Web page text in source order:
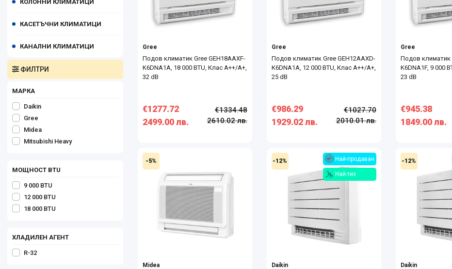
КОЛОННИ КЛИМАТИЦИ
КАСЕТЪЧНИ КЛИМАТИЦИ
КАНАЛНИ КЛИМАТИЦИ
ФИЛТРИ
МАРКА
Daikin
Gree
Midea
Mitsubishi Heavy
МОЩНОСТ BTU
9 000 BTU
12 000 BTU
18 000 BTU
ХЛАДИЛЕН АГЕНТ
R-32
Gree
Подов климатик Gree GEH18AAXF-
K6DNA1A, 18 000 BTU, Клас А++/А+,
32 dB
€1277.72
2499.00 лв.
€1334.48
2610.02 лв.
Gree
Подов климатик Gree GEH12AAXD-
K6DNA1A, 12 000 BTU, Клас А++/А+,
25 dB
€986.29
1929.02 лв.
€1027.70
2010.01 лв.
Gree
Подов климатик
K6DNA1F, 9 000
23 dB
€945.38
1849.00 лв.
-5%
Midea
-12% Най-продаван
Най-тих
Daikin
-12%
Daikin